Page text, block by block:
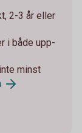
2-3 år eller
i både upp-
minst